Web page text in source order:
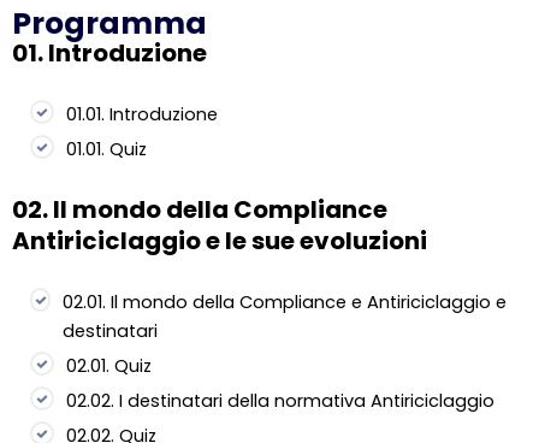
Programma
01. Introduzione
01.01. Introduzione
01.01. Quiz
02. Il mondo della Compliance
Antiriciclaggio e le sue evoluzioni
02.01. Il mondo della Compliance e Antiriciclaggio e
destinatari
02.01. Quiz
02.02. I destinatari della normativa Antiriciclaggio
02.02. Quiz